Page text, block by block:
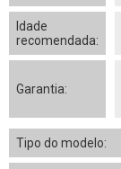
Idade
recomendada:
Garantia:
Tipo do modelo: